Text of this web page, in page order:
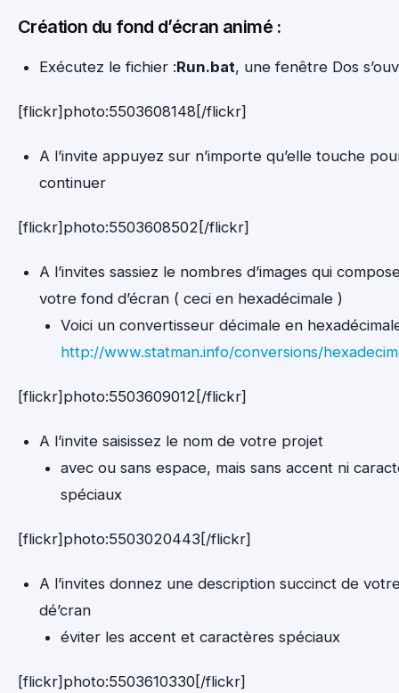
Création du fond d’écran animé :
Exécutez le fichier :Run.bat, une fenêtre Dos
[flickr]photo:5503608148[/flickr]
A l’invite appuyez sur n’importe qu’elle touche
continuer
[flickr]photo:5503608502[/flickr]
A l’invites sassiez le nombres d’images qui
votre fond d’écran ( ceci en hexadécimale )
Voici un convertisseur décimale en
http://www.statman.info/conversions/
[flickr]photo:5503609012[/flickr]
A l’invite saisissez le nom de votre projet
avec ou sans espace, mais sans accent ni
spéciaux
[flickr]photo:5503020443[/flickr]
A l’invites donnez une description succinct de
dé’cran
éviter les accent et caractères spéciaux
[flickr]photo:5503610330[/flickr]